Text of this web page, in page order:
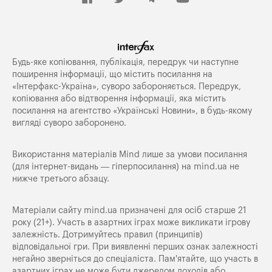
Будь-яке копiювання, публiкацiя, передрук чи наступне
поширення iнформацiї, що мiстить посилання на
«Iнтерфакс-Україна», суворо забороняється. Передрук,
копіювання або відтворення інформації, яка містить
посилання на агентство «Українські Новини», в будь-якому
вигляді суворо заборонено.
Використання матеріалів Mind лише за умови посилання
(для інтернет-видань — гіперпосилання) на mind.ua не
нижче третього абзацу.
Матеріали сайту mind.ua призначені для осіб старше 21
року (21+). Участь в азартних іграх може викликати ігрову
залежність. Дотримуйтесь правил (принципів)
відповідальної гри. При виявленні перших ознак залежності
негайно зверніться до спеціаліста. Пам'ятайте, що участь в